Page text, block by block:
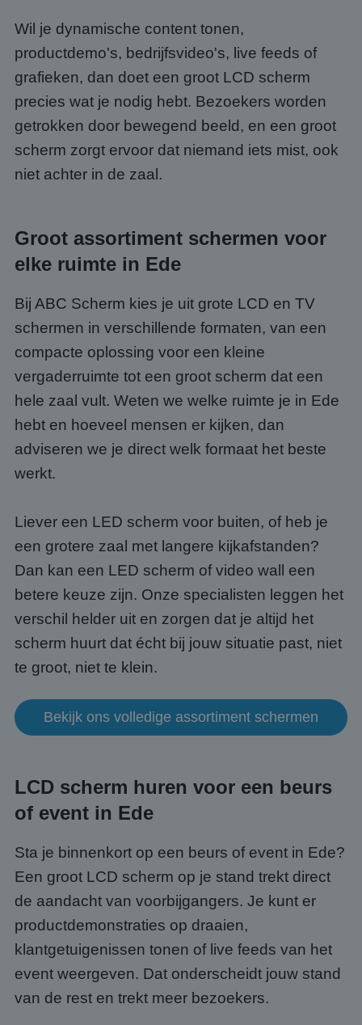
Wil je dynamische content tonen,
productdemo's, bedrijfsvideo's, live feeds of
grafieken, dan doet een groot LCD scherm
precies wat je nodig hebt. Bezoekers worden
getrokken door bewegend beeld, en een groot
scherm zorgt ervoor dat niemand iets mist, ook
niet achter in de zaal.
Groot assortiment schermen voor
elke ruimte in Ede
Bij ABC Scherm kies je uit grote LCD en TV
schermen in verschillende formaten, van een
compacte oplossing voor een kleine
vergaderruimte tot een groot scherm dat een
hele zaal vult. Weten we welke ruimte je in Ede
hebt en hoeveel mensen er kijken, dan
adviseren we je direct welk formaat het beste
werkt.
Liever een LED scherm voor buiten, of heb je
een grotere zaal met langere kijkafstanden?
Dan kan een LED scherm of video wall een
betere keuze zijn. Onze specialisten leggen het
verschil helder uit en zorgen dat je altijd het
scherm huurt dat écht bij jouw situatie past, niet
te groot, niet te klein.
Bekijk ons volledige assortiment schermen
LCD scherm huren voor een beurs
of event in Ede
Sta je binnenkort op een beurs of event in Ede?
Een groot LCD scherm op je stand trekt direct
de aandacht van voorbijgangers. Je kunt er
productdemonstraties op draaien,
klantgetuigenissen tonen of live feeds van het
event weergeven. Dat onderscheidt jouw stand
van de rest en trekt meer bezoekers.